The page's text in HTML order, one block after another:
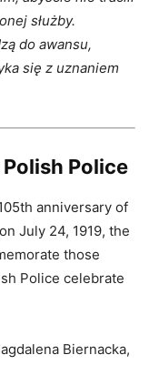
służby.
do awansu,
się z uznaniem
Police
anniversary of
July 24, 1919, the
those
Police celebrate
Biernacka,